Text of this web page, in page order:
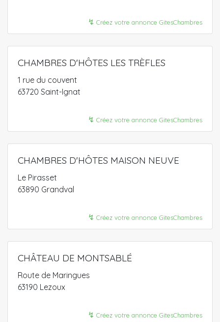
↯ Créez votre annonce GitesChambres
CHAMBRES D'HÔTES LES TRÈFLES
1 rue du couvent
63720 Saint-Ignat
↯ Créez votre annonce GitesChambres
CHAMBRES D'HÔTES MAISON NEUVE
Le Pirasset
63890 Grandval
↯ Créez votre annonce GitesChambres
CHÂTEAU DE MONTSABLÉ
Route de Maringues
63190 Lezoux
↯ Créez votre annonce GitesChambres